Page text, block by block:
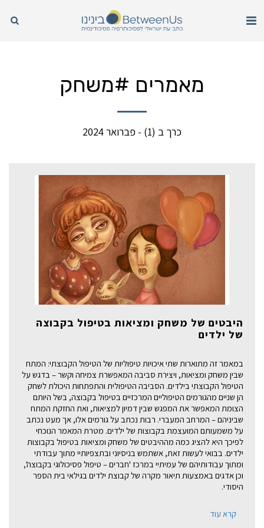
מאמרים #משחק
כרך ב (1) - פברואר 2024
היבטים של משחק ומציאות בטיפול בקבוצה
של ילדים
במאמר זה מתוארות שתי איכויות טיפוליות של הטיפול הקבוצתי: המתח
שבין משחק ומציאות, ויצירת סביבה המאפשרת צמיחה וקשר – בדגש על
הטיפול הקבוצתי בילדים. הסביבה הטיפולית והתפתחות היכולת לשחק
הן שניים מהגורמים הטיפוליים המרכזיים בטיפול בקבוצה, בשל היותם
הצומת המאפשר את המפגש שבין דמיון למציאות, ואת החזקת המתח
שביניהם – המרחב המעברי. רבות נכתב על גורמים אלו, אך מעט נכתב
על משמעותם המועצמת בקבוצות של ילדים. מטרת המאמר הנוכחי
לפיכך היא להציג כמה מההיבטים של משחק ומציאות בטיפול בקבוצות
ילדים. בבואי לעשות זאת, אשתמש בניסיוני ובתצפיותיי מתוך עבודתי
ומתוך עבודותיהם של עמיתיי במרכז 'חברים – טיפול פסיכולוגי בקבוצה',
וכן אדגים באמצעות תיאור מקרה של קבוצת ילדים בגילאי בית הספר
היסודי.
קרא עוד